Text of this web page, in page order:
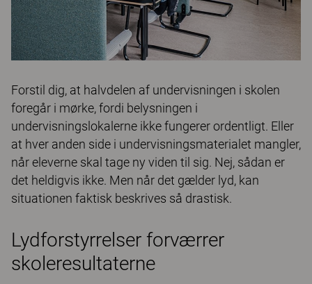
Forstil dig, at halvdelen af undervisningen i skolen
foregår i mørke, fordi belysningen i
undervisningslokalerne ikke fungerer ordentligt. Eller
at hver anden side i undervisningsmaterialet mangler,
når eleverne skal tage ny viden til sig. Nej, sådan er
det heldigvis ikke. Men når det gælder lyd, kan
situationen faktisk beskrives så drastisk.
Lydforstyrrelser forværrer
skoleresultaterne